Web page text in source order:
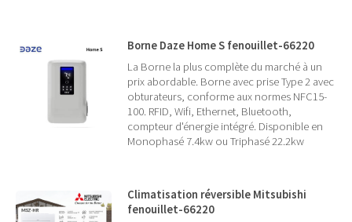
Borne Daze Home S fenouillet-66220
La Borne la plus complète du marché à un
prix abordable. Borne avec prise Type 2 avec
obturateurs, conforme aux normes NFC15-
100. RFID, Wifi, Ethernet, Bluetooth,
compteur d'énergie intégré. Disponible en
Monophasé 7.4kw ou Triphasé 22.2kw
Climatisation réversible Mitsubishi
fenouillet-66220